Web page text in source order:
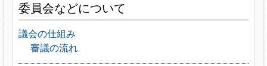
委員会などについて
議会の仕組み
審議の流れ